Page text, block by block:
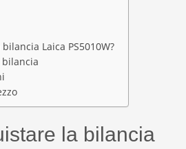
Laica PS5010W?
la bilancia